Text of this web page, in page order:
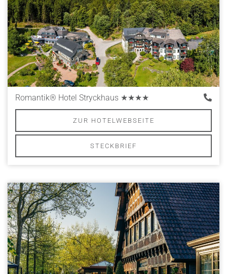
Romantik® Hotel Stryckhaus ★★★★
ZUR HOTELWEBSEITE
STECKBRIEF